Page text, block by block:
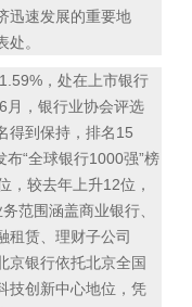
迅速发展的重要地
。
，处在上市银行
月，银行业协会评选
得到保持，排名15
“全球银行1000强”榜
，较去年上升12位，
范围涵盖商业银行、
租赁、理财子公司
京银行依托北京全国
技创新中心地位，凭